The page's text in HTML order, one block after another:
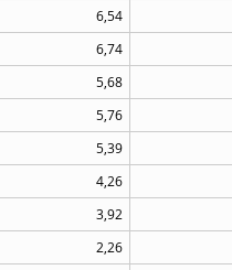
6,54
6,74
5,68
5,76
5,39
4,26
3,92
2,26